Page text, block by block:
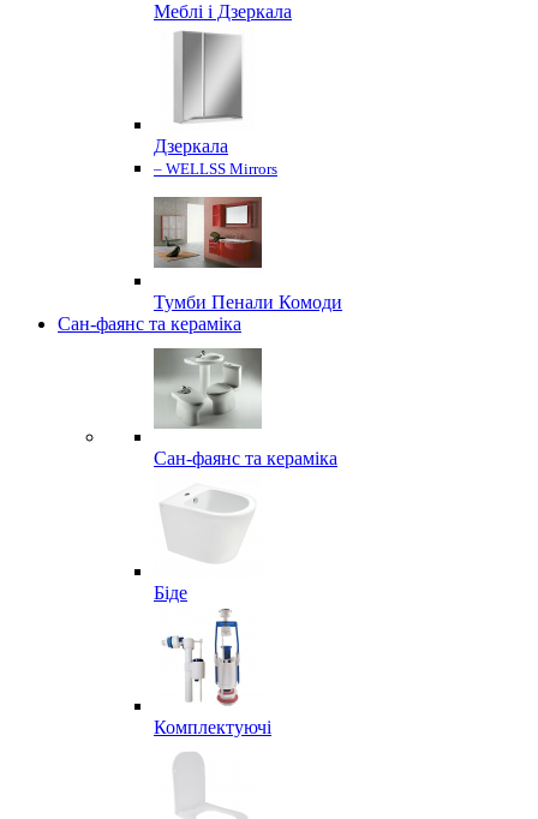
Меблі і Дзеркала
Дзеркала
– WELLSS Mirrors
Тумби Пенали Комоди
Сан-фаянс та кераміка
Сан-фаянс та кераміка
Біде
Комплектуючі